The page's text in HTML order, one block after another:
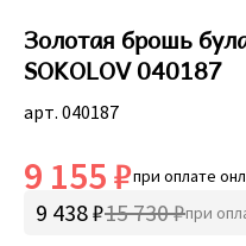
Золотая брошь
SOKOLOV 040187
арт. 040187
9 155 ₽при оплате
9 438 ₽15 730 ₽при